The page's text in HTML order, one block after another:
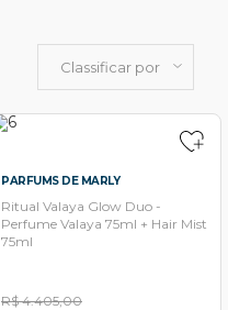
Classificar por
PARFUMS DE MARLY
Ritual Valaya Glow Duo -
Perfume Valaya 75ml + Hair Mist
75ml
R$ 4.405,00